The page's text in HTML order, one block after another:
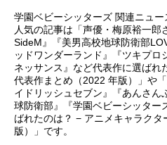
最新記事一覧
アニメ記事一覧
アニメ映画一覧
今期アニメ曜日別一覧
春アニメ
学園ベビーシッターズ 関連ニュ
人気の記事は「声優・梅原裕一郎
SideM』『美男高校地球防衛部
ッドワンダーランド』『ツキプ
ネッサンス』など代表作に選ばれ
代表作まとめ（2022 年版）」や
イドリッシュセブン』『あんさん
球防衛部』『学園ベビーシッター
ばれたのは？ − アニメキャラク
版）」です。